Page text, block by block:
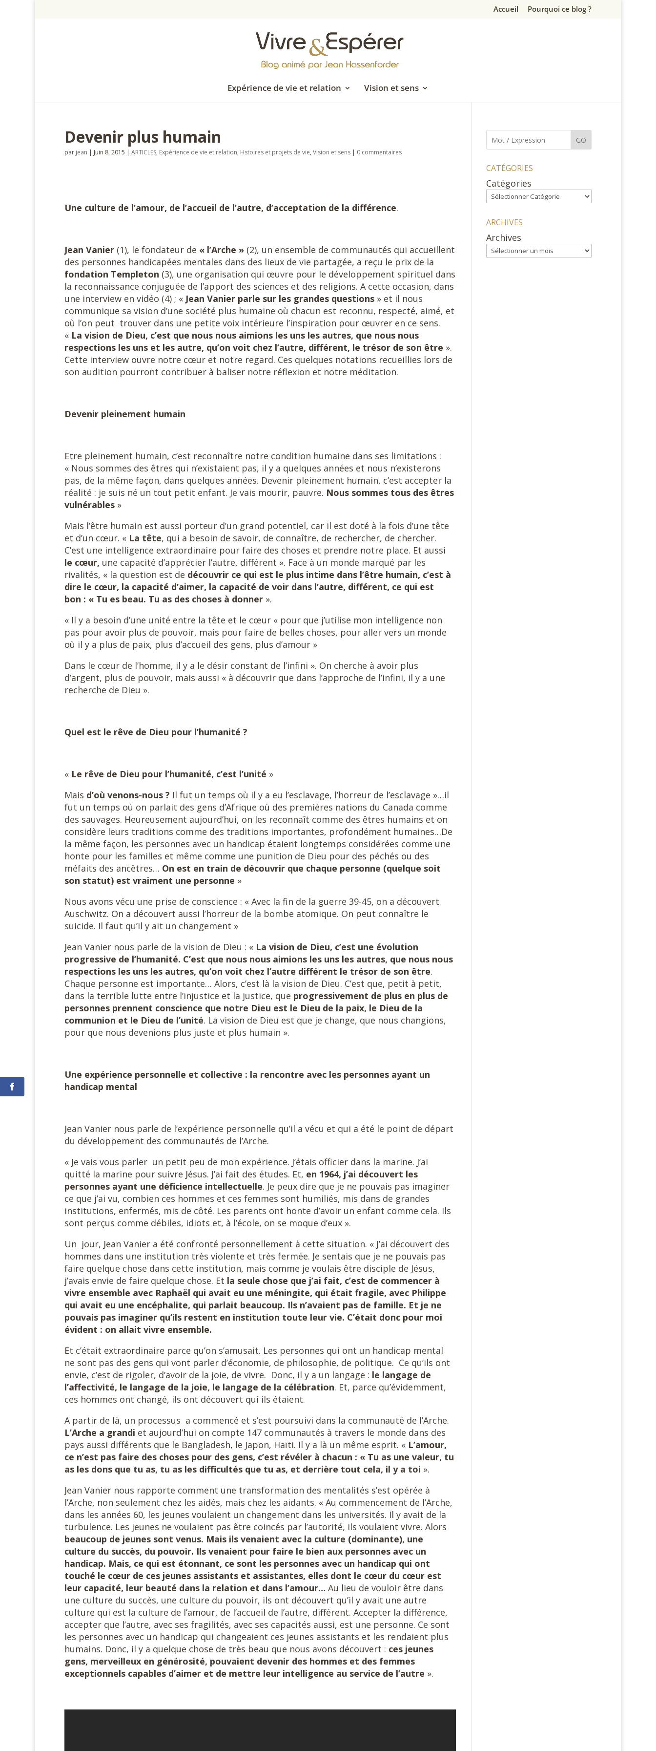
Accueil Pourquoi ce blog ?
Expérience de vie et relation Vision et sens
Devenir plus humain
par jean | Juin 8, 2015 | ARTICLES, Expérience de vie et relation, Hstoires et projets de vie, Vision et sens | 0 commentaires
Une culture de l’amour, de l’accueil de l’autre, d’acceptation de la différence.
Jean Vanier (1), le fondateur de « l’Arche » (2), un ensemble de communautés qui accueillent
des personnes handicapées mentales dans des lieux de vie partagée, a reçu le prix de la
fondation Templeton (3), une organisation qui œuvre pour le développement spirituel dans
la reconnaissance conjuguée de l’apport des sciences et des religions. A cette occasion, dans
une interview en vidéo (4) ; « Jean Vanier parle sur les grandes questions » et il nous
communique sa vision d’une société plus humaine où chacun est reconnu, respecté, aimé, et
où l’on peut trouver dans une petite voix intérieure l’inspiration pour œuvrer en ce sens.
« La vision de Dieu, c’est que nous nous aimions les uns les autres, que nous nous
respections les uns et les autre, qu’on voit chez l’autre, différent, le trésor de son être ».
Cette interview ouvre notre cœur et notre regard. Ces quelques notations recueillies lors de
son audition pourront contribuer à baliser notre réflexion et notre méditation.
Devenir pleinement humain
Etre pleinement humain, c’est reconnaître notre condition humaine dans ses limitations :
« Nous sommes des êtres qui n’existaient pas, il y a quelques années et nous n’existerons
pas, de la même façon, dans quelques années. Devenir pleinement humain, c’est accepter la
réalité : je suis né un tout petit enfant. Je vais mourir, pauvre. Nous sommes tous des êtres
vulnérables »
Mais l’être humain est aussi porteur d’un grand potentiel, car il est doté à la fois d’une tête
et d’un cœur. « La tête, qui a besoin de savoir, de connaître, de rechercher, de chercher.
C’est une intelligence extraordinaire pour faire des choses et prendre notre place. Et aussi
le cœur, une capacité d’apprécier l’autre, différent ». Face à un monde marqué par les
rivalités, « la question est de découvrir ce qui est le plus intime dans l’être humain, c’est à
dire le cœur, la capacité d’aimer, la capacité de voir dans l’autre, différent, ce qui est
bon : « Tu es beau. Tu as des choses à donner ».
« Il y a besoin d’une unité entre la tête et le cœur « pour que j’utilise mon intelligence non
pas pour avoir plus de pouvoir, mais pour faire de belles choses, pour aller vers un monde
où il y a plus de paix, plus d’accueil des gens, plus d’amour »
Dans le cœur de l’homme, il y a le désir constant de l’infini ». On cherche à avoir plus
d’argent, plus de pouvoir, mais aussi « à découvrir que dans l’approche de l’infini, il y a une
recherche de Dieu ».
Quel est le rêve de Dieu pour l’humanité ?
« Le rêve de Dieu pour l’humanité, c’est l’unité »
Mais d’où venons-nous ? Il fut un temps où il y a eu l’esclavage, l’horreur de l’esclavage »…il
fut un temps où on parlait des gens d’Afrique où des premières nations du Canada comme
des sauvages. Heureusement aujourd’hui, on les reconnaît comme des êtres humains et on
considère leurs traditions comme des traditions importantes, profondément humaines…De
la même façon, les personnes avec un handicap étaient longtemps considérées comme une
honte pour les familles et même comme une punition de Dieu pour des péchés ou des
méfaits des ancêtres… On est en train de découvrir que chaque personne (quelque soit
son statut) est vraiment une personne »
Nous avons vécu une prise de conscience : « Avec la fin de la guerre 39-45, on a découvert
Auschwitz. On a découvert aussi l’horreur de la bombe atomique. On peut connaître le
suicide. Il faut qu’il y ait un changement »
Jean Vanier nous parle de la vision de Dieu : « La vision de Dieu, c’est une évolution
progressive de l’humanité. C’est que nous nous aimions les uns les autres, que nous nous
respections les uns les autres, qu’on voit chez l’autre différent le trésor de son être.
Chaque personne est importante… Alors, c’est là la vision de Dieu. C’est que, petit à petit,
dans la terrible lutte entre l’injustice et la justice, que progressivement de plus en plus de
personnes prennent conscience que notre Dieu est le Dieu de la paix, le Dieu de la
communion et le Dieu de l’unité. La vision de Dieu est que je change, que nous changions,
pour que nous devenions plus juste et plus humain ».
Une expérience personnelle et collective : la rencontre avec les personnes ayant un
handicap mental
Jean Vanier nous parle de l’expérience personnelle qu’il a vécu et qui a été le point de départ
du développement des communautés de l’Arche.
« Je vais vous parler un petit peu de mon expérience. J’étais officier dans la marine. J’ai
quitté la marine pour suivre Jésus. J’ai fait des études. Et, en 1964, j’ai découvert les
personnes ayant une déficience intellectuelle. Je peux dire que je ne pouvais pas imaginer
ce que j’ai vu, combien ces hommes et ces femmes sont humiliés, mis dans de grandes
institutions, enfermés, mis de côté. Les parents ont honte d’avoir un enfant comme cela. Ils
sont perçus comme débiles, idiots et, à l’école, on se moque d’eux ».
Un jour, Jean Vanier a été confronté personnellement à cette situation. « J’ai découvert des
hommes dans une institution très violente et très fermée. Je sentais que je ne pouvais pas
faire quelque chose dans cette institution, mais comme je voulais être disciple de Jésus,
j’avais envie de faire quelque chose. Et la seule chose que j’ai fait, c’est de commencer à
vivre ensemble avec Raphaël qui avait eu une méningite, qui était fragile, avec Philippe
qui avait eu une encéphalite, qui parlait beaucoup. Ils n’avaient pas de famille. Et je ne
pouvais pas imaginer qu’ils restent en institution toute leur vie. C’était donc pour moi
évident : on allait vivre ensemble.
Et c’était extraordinaire parce qu’on s’amusait. Les personnes qui ont un handicap mental
ne sont pas des gens qui vont parler d’économie, de philosophie, de politique. Ce qu’ils ont
envie, c’est de rigoler, d’avoir de la joie, de vivre. Donc, il y a un langage : le langage de
l’affectivité, le langage de la joie, le langage de la célébration. Et, parce qu’évidemment,
ces hommes ont changé, ils ont découvert qui ils étaient.
A partir de là, un processus a commencé et s’est poursuivi dans la communauté de l’Arche.
L’Arche a grandi et aujourd’hui on compte 147 communautés à travers le monde dans des
pays aussi différents que le Bangladesh, le Japon, Haïti. Il y a là un même esprit. « L’amour,
ce n’est pas faire des choses pour des gens, c’est révéler à chacun : « Tu as une valeur, tu
as les dons que tu as, tu as les difficultés que tu as, et derrière tout cela, il y a toi ».
Jean Vanier nous rapporte comment une transformation des mentalités s’est opérée à
l’Arche, non seulement chez les aidés, mais chez les aidants. « Au commencement de l’Arche,
dans les années 60, les jeunes voulaient un changement dans les universités. Il y avait de la
turbulence. Les jeunes ne voulaient pas être coincés par l’autorité, ils voulaient vivre. Alors
beaucoup de jeunes sont venus. Mais ils venaient avec la culture (dominante), une
culture du succès, du pouvoir. Ils venaient pour faire le bien aux personnes avec un
handicap. Mais, ce qui est étonnant, ce sont les personnes avec un handicap qui ont
touché le cœur de ces jeunes assistants et assistantes, elles dont le cœur du cœur est
leur capacité, leur beauté dans la relation et dans l’amour… Au lieu de vouloir être dans
une culture du succès, une culture du pouvoir, ils ont découvert qu’il y avait une autre
culture qui est la culture de l’amour, de l’accueil de l’autre, différent. Accepter la différence,
accepter que l’autre, avec ses fragilités, avec ses capacités aussi, est une personne. Ce sont
les personnes avec un handicap qui changeaient ces jeunes assistants et les rendaient plus
humains. Donc, il y a quelque chose de très beau que nous avons découvert : ces jeunes
gens, merveilleux en générosité, pouvaient devenir des hommes et des femmes
exceptionnels capables d’aimer et de mettre leur intelligence au service de l’autre ».
GO
CATÉGORIES
Catégories
ARCHIVES
Archives